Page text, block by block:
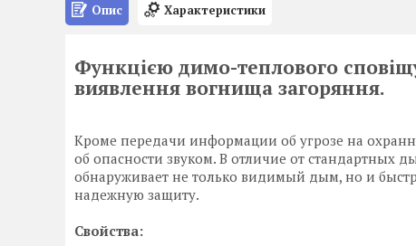
Опис Характеристики
Функцією димо-теплового
виявлення вогнища загоряння.
Кроме передачи информации об угрозе на
об опасности звуком. В отличие от стандартных
обнаруживает не только видимый дым, но и
надежную защиту.
Свойства: